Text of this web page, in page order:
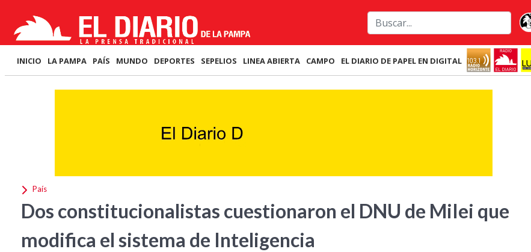
INICIO LA PAMPA PAÍS MUNDO DEPORTES SEPELIOS LINEA ABIERTA CAMPO EL DIARIO DE PAPEL EN DIGITAL
País
Dos constitucionalistas cuestionaron el DNU de MiIei que
modifica el sistema de Inteligencia